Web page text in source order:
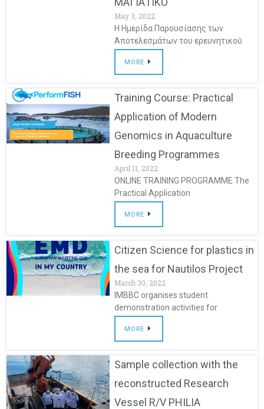
May 3, 2022
H Ημερίδα Παρουσίασης των
Αποτελεσμάτων του ερευνητικού
MORE
Training Course: Practical
Application of Modern
Genomics in Aquaculture
Breeding Programmes
April 11, 2022
ONLINE TRAINING PROGRAMME The
Practical Application
MORE
Citizen Science for plastics in
the sea for Nautilos Project
March 30, 2022
IMBBC organises student
demonstration activities for
MORE
Sample collection with the
reconstructed Research
Vessel R/V PHILIA